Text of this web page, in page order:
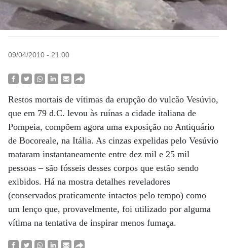
09/04/2010 - 21:00
Restos mortais de vítimas da erupção do vulcão Vesúvio,
que em 79 d.C. levou às ruínas a cidade italiana de
Pompeia, compõem agora uma exposição no Antiquário
de Bocoreale, na Itália. As cinzas expelidas pelo Vesúvio
mataram instantaneamente entre dez mil e 25 mil
pessoas – são fósseis desses corpos que estão sendo
exibidos. Há na mostra detalhes reveladores
(conservados praticamente intactos pelo tempo) como
um lenço que, provavelmente, foi utilizado por alguma
vítima na tentativa de inspirar menos fumaça.